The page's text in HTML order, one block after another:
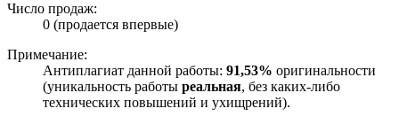
Число продаж:
0 (продается впервые)
Примечание:
Антиплагиат данной работы: 91,53% оригинальности
(уникальность работы реальная, без каких-либо
технических повышений и ухищрений).